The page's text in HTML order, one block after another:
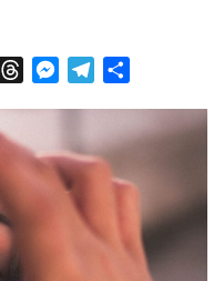
ThreadsMessenger
Telegram